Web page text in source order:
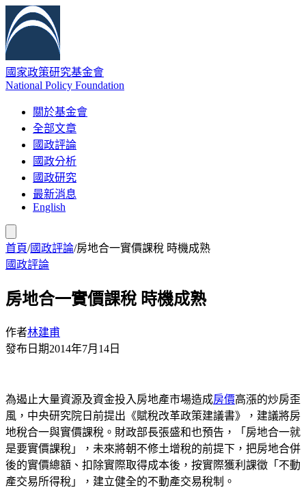
國家政策研究基金會
National Policy Foundation
關於基金會
全部文章
國政評論
國政分析
國政研究
最新消息
English
首頁/國政評論/房地合一實價課稅 時機成熟
國政評論
房地合一實價課稅 時機成熟
作者林建甫
發布日期2014年7月14日
為遏止大量資源及資金投入房地產市場造成房價高漲的炒房歪
風，中央研究院日前提出《賦稅改革政策建議書》，建議將房
地稅合一與實價課稅。財政部長張盛和也預告，「房地合一就
是要實價課稅」，未來將朝不修土增稅的前提下，把房地合併
後的實價總額、扣除實際取得成本後，按實際獲利課徵「不動
產交易所得稅」，建立健全的不動產交易稅制。